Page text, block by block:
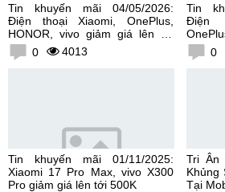
Tin khuyến mãi 04/05/2026:
Điện thoại Xiaomi, OnePlus,
HONOR, vivo giảm giá lên tới
300K0 4013
Tin
Điện
0
Tin khuyến mãi 01/11/2025:
Xiaomi 17 Pro Max, vivo X300
Pro giảm giá lên tới 500K
Tri
Khủng
Tại